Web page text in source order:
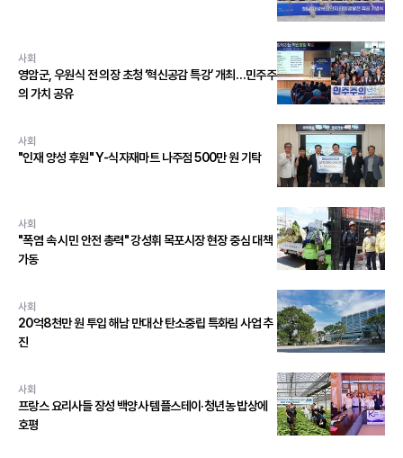
사회
영암군, 우원식 전 의장 초청 ‘혁신공감 특강’ 개최…민주주
의 가치 공유
사회
"인재 양성 후원" Y-식자재마트 나주점 500만 원 기탁
사회
"폭염 속 시민 안전 총력" 강성휘 목포시장 현장 중심 대책
가동
사회
20억8천만 원 투입 해남 만대산 탄소중립 특화림 사업 추
진
사회
프랑스 요리사들 장성 백양사 템플스테이·청년농 밥상에
호평